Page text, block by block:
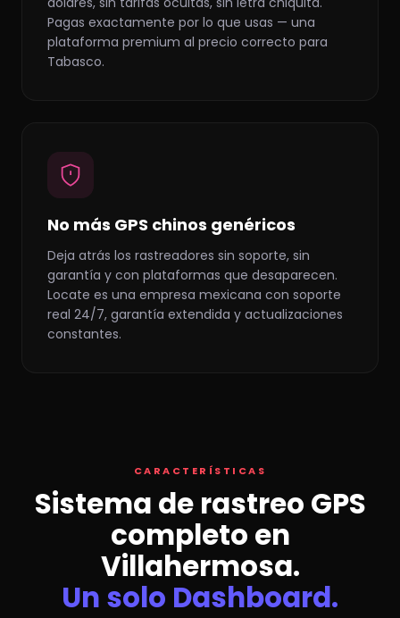
Pagas exactamente por lo que usas — una
plataforma premium al precio correcto para
Tabasco.
No más GPS chinos genéricos
Deja atrás los rastreadores sin soporte, sin
garantía y con plataformas que desaparecen.
Locate es una empresa mexicana con soporte
real 24/7, garantía extendida y actualizaciones
constantes.
CARACTERÍSTICAS
Sistema de rastreo GPS
completo en
Villahermosa.
Un solo Dashboard.